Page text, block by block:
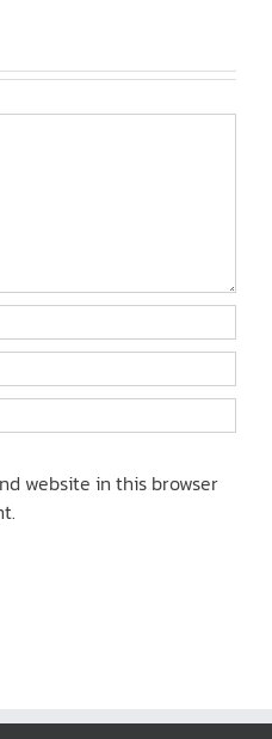
website in this browser